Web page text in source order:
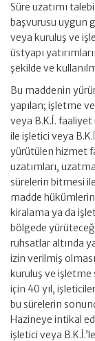
Süre uzatımı
başvurusu uygun
veya kuruluş ve
üstyapı
şekilde ve
Bu maddenin
yapılan; işletme
veya B.K.İ. faaliyet
ile işletici veya
yürütülen hizmet
uzatımları,
sürelerin bitmesi
madde
kiralama ya da
bölgede
ruhsatlar altında
izin verilmiş
kuruluş ve işletme
için 40 yıl,
bu sürelerin
Hazineye intikal
işletici veya